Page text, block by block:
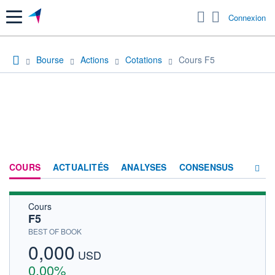
Menu Connexion
Bourse Actions Cotations Cours F5
COURS ACTUALITÉS ANALYSES CONSENSUS
Cours
F5
BEST OF BOOK
0,000 USD
0,00%